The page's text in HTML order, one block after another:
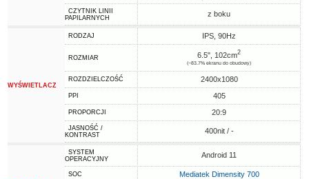
CZYTNIK LINII
PAPILARNYCH
z boku
WYŚWIETLACZ
RODZAJ IPS, 90Hz
ROZMIAR 6.5", 102cm2
(~83.7% ekranu do obudowy)
ROZDZIELCZOŚĆ 2400x1080
PPI 405
PROPORCJI 20:9
JASNOŚĆ /
KONTRAST
400nit / -
SYSTEM
OPERACYJNY
Android 11
SOC Mediatek Dimensity 700